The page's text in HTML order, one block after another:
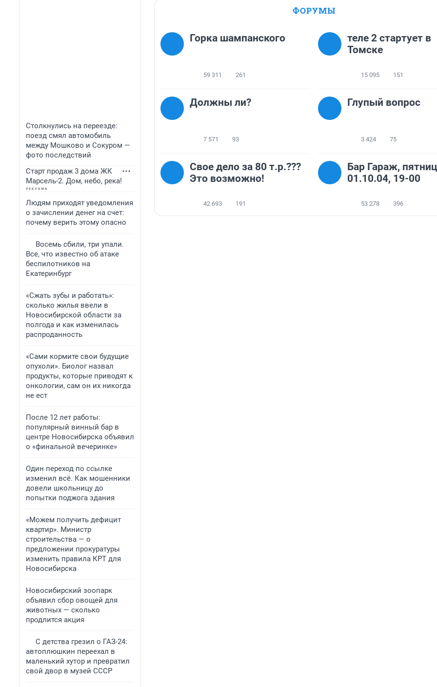
Столкнулись на переезде:
поезд смял автомобиль
между Мошково и Сокуром —
фото последствий
Старт продаж 3 дома ЖК
Марсель-2. Дом, небо, река!
Людям приходят уведомления
о зачислении денег на счет:
почему верить этому опасно
Восемь сбили, три упали.
Все, что известно об атаке
беспилотников на
Екатеринбург
«Сжать зубы и работать»:
сколько жилья ввели в
Новосибирской области за
полгода и как изменилась
распроданность
«Сами кормите свои будущие
опухоли». Биолог назвал
продукты, которые приводят к
онкологии, сам он их никогда
не ест
После 12 лет работы:
популярный винный бар в
центре Новосибирска объявил
о «финальной вечеринке»
Один переход по ссылке
изменил всё. Как мошенники
довели школьницу до
попытки поджога здания
«Можем получить дефицит
квартир». Министр
строительства — о
предложении прокуратуры
изменить правила КРТ для
Новосибирска
Новосибирский зоопарк
объявил сбор овощей для
животных — сколько
продлится акция
С детства грезил о ГАЗ-24:
автоплюшкин переехал в
маленький хутор и превратил
свой двор в музей СССР
ФОРУМЫ
Горка шампанского
59 311 261
теле 2 стартует в
Томске
15 095 151
Должны ли?
7 571 93
Глупый вопрос
3 424 75
Свое дело за 80 т.р.???
Это возможно!
42 693 191
Бар Гараж,
01.10.04, 19-00
53 278 396